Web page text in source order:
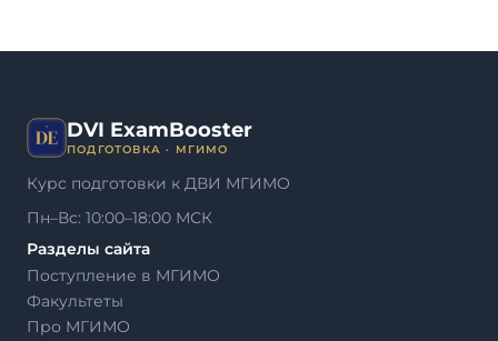
DVI ExamBooster
ПОДГОТОВКА · МГИМО
Курс подготовки к ДВИ МГИМО
Пн–Вс: 10:00–18:00 МСК
Разделы сайта
Поступление в МГИМО
Факультеты
Про МГИМО